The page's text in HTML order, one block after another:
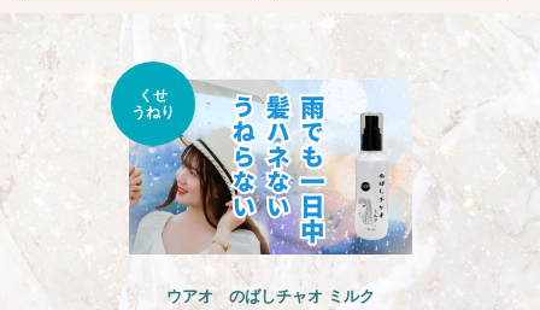
くせ
うねり
ウアオ のばしチャオ ミルク